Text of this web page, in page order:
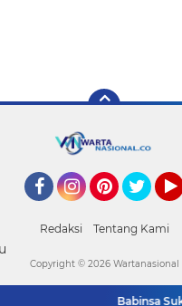
Redaksi Tentang Kami
Babinsa
Copyright © 2026 Wartanasional